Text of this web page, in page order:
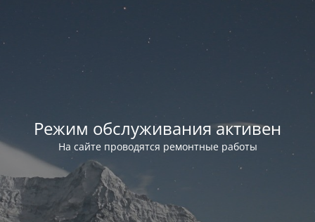
Режим обслуживания активен
На сайте проводятся ремонтные работы